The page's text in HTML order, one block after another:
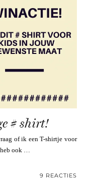
# shirt!
of ik een T-shirtje voor
ook …
9 REACTIES